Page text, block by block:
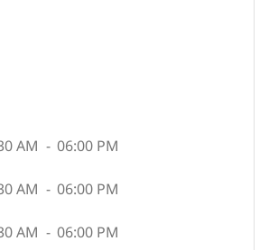
AM - 06:00 PM
AM - 06:00 PM
AM - 06:00 PM